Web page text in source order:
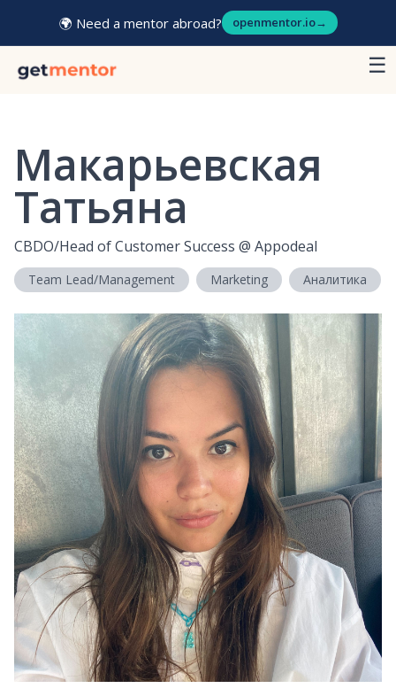
🌍 Need a mentor abroad? openmentor.io→
☰
Макарьевская
Татьяна
CBDO/Head of Customer Success @ Appodeal
Team Lead/Management Marketing Аналитика